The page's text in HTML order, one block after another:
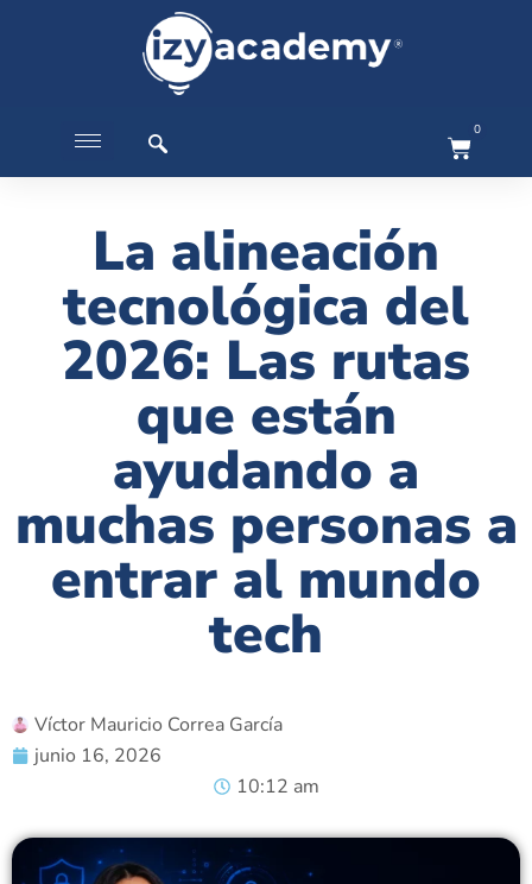
0
La alineación
tecnológica del
2026: Las rutas
que están
ayudando a
muchas personas a
entrar al mundo
tech
Víctor Mauricio Correa García
junio 16, 2026
10:12 am